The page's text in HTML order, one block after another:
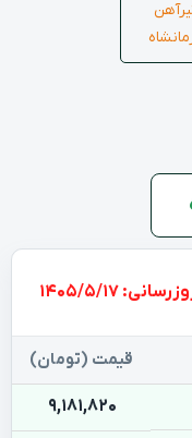
1405/5/17
قیمت (تومان)
9,181,820